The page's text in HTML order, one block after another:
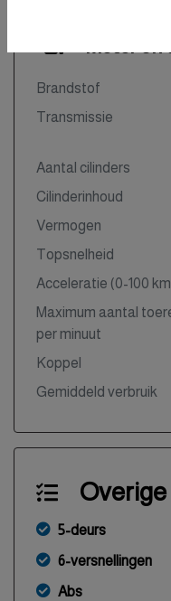
Motor en
Brandstof
Transmissie
Aantal cilinders
Cilinderinhoud
Vermogen
Topsnelheid
Acceleratie (0-100
Maximum aantal
per minuut
Koppel
Gemiddeld verbruik
Overige
5-deurs
6-versnellingen
Abs